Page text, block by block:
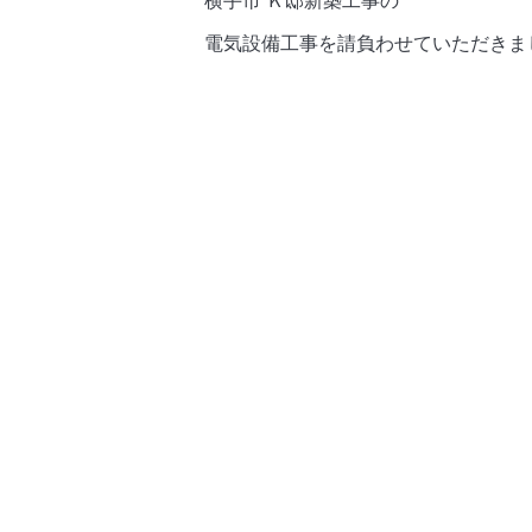
電気設備工事を請負わせていただきま